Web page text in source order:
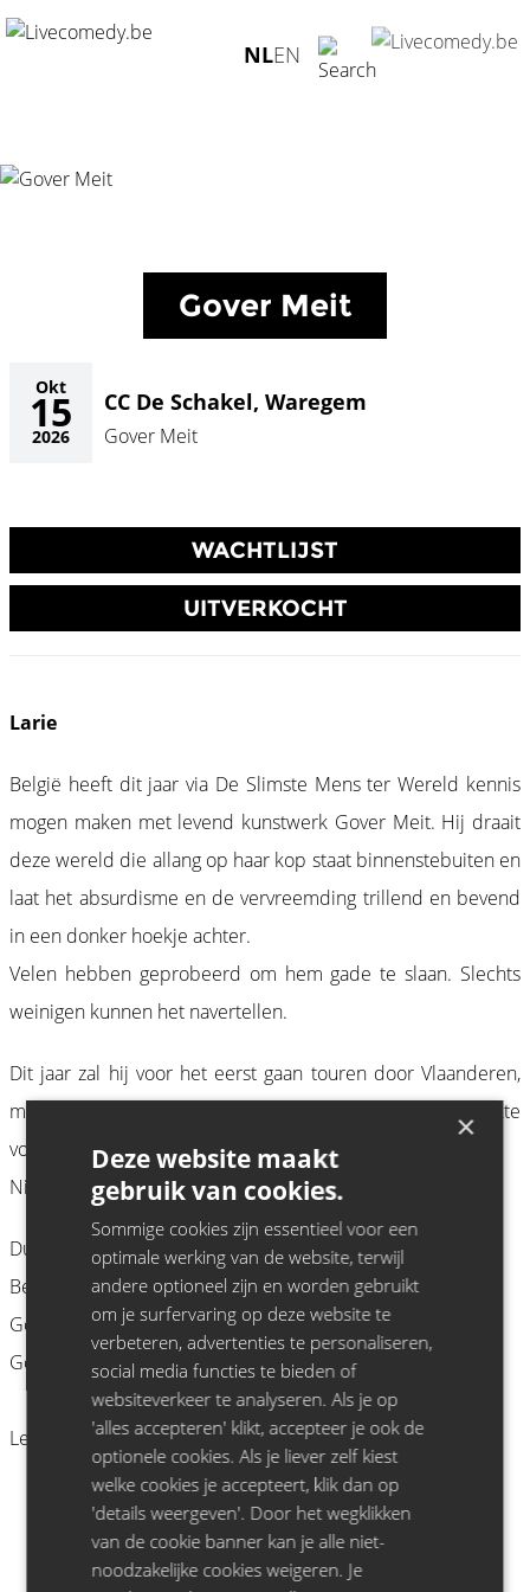
NLEN
Home/Agenda/
CC De Schakel, Waregem -
Gover Meit
Okt
15
2026
CC De Schakel, Waregem
Gover Meit
WACHTLIJST
UITVERKOCHT
Larie
België heeft dit jaar via De Slimste Mens ter Wereld kennis
mogen maken met levend kunstwerk Gover Meit. Hij draait
deze wereld die allang op haar kop staat binnenstebuiten en
laat het absurdisme en de vervreemding trillend en bevend
in een donker hoekje achter.
Velen hebben geprobeerd om hem gade te slaan. Slechts
weinigen kunnen het navertellen.
Dit jaar zal hij voor het eerst gaan touren door Vlaanderen,
met een speciaal voor de Belgen op maat gemaakte
voorstelling: 'LARIE’
Niets is wat het lijkt, en alles lijkt op niets.
Dus oordeelt u zelf.
Bent u er klaar voor of toch liever klaar mee?
Gover Meit is Het Beest.
Gover Meit zwetst maar wat.
Leeftijdsadvies: 12+
×
Deze website maakt
gebruik van cookies.
Sommige cookies zijn essentieel voor een
optimale werking van de website, terwijl
andere optioneel zijn en worden gebruikt
om je surfervaring op deze website te
verbeteren, advertenties te personaliseren,
social media functies te bieden of
websiteverkeer te analyseren. Als je op
'alles accepteren' klikt, accepteer je ook de
optionele cookies. Als je liever zelf kiest
welke cookies je accepteert, klik dan op
'details weergeven'. Door het wegklikken
van de cookie banner kan je alle niet-
noodzakelijke cookies weigeren. Je